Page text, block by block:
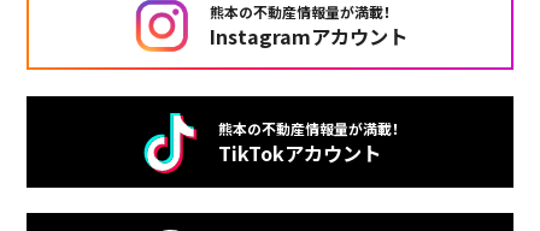
熊本の不動産情報量が満載！
Instagramアカウント
熊本の不動産情報量が満載！
TikTokアカウント